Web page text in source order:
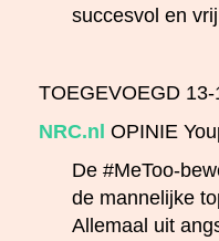
succesvol en
TOEGEVOEGD
NRC.nl OPINIE
De #MeToo-
de mannelijke
Allemaal uit